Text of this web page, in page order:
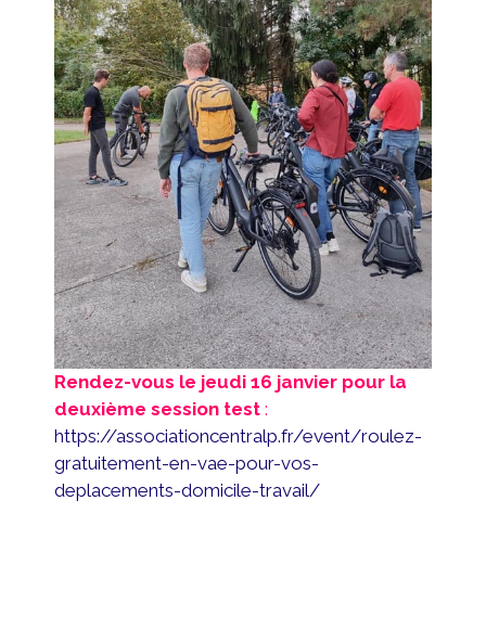
Rendez-vous le jeudi 16 janvier pour la
deuxième session test :
https://associationcentralp.fr/event/roulez-
gratuitement-en-vae-pour-vos-
deplacements-domicile-travail/